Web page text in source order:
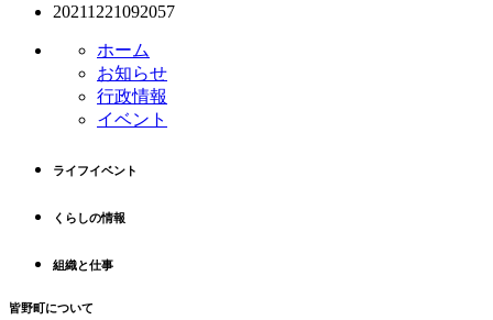
20211221092057
ホーム
お知らせ
行政情報
イベント
ライフイベント
くらしの情報
組織と仕事
皆野町について